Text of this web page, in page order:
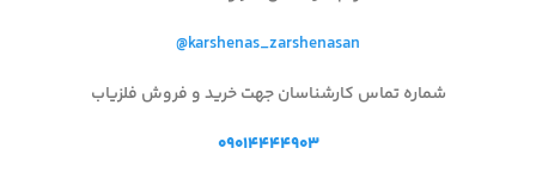
@karshenas_zarshenasan
شماره تماس کارشناسان جهت خرید و فروش فلزیاب
۰۹۰۱۴۴۴۴۹۰۳